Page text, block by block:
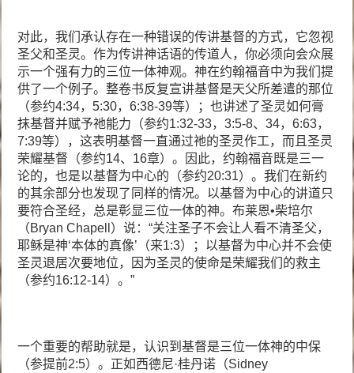
对此，我们承认存在一种错误的传讲基督的方式，它忽视
圣父和圣灵。作为传讲神话语的传道人，你必须向会众展
示一个强有力的三位一体神观。神在约翰福音中为我们提
供了一个例子。整卷书反复宣讲基督是天父所差遣的那位
（参约4:34，5:30，6:38-39等）；也讲述了圣灵如何膏
抹基督并赋予祂能力（参约1:32-33，3:5-8、34，6:63，
7:39等），这表明基督一直通过祂的圣灵作工，而且圣灵
荣耀基督（参约14、16章）。因此，约翰福音既是三一
论的，也是以基督为中心的（参约20:31）。我们在新约
的其余部分也发现了同样的情况。以基督为中心的讲道只
要符合圣经，总是彰显三位一体的神。布莱恩•柴培尔
（Bryan Chapell）说：“关注圣子不会让人看不清圣父，
耶稣是神‘本体的真像’（来1:3）；以基督为中心并不会使
圣灵退居次要地位，因为圣灵的使命是荣耀我们的救主
（参约16:12-14）。”
一个重要的帮助就是，认识到基督是三位一体神的中保
（参提前2:5）。正如西德尼·桂丹诺（Sidney